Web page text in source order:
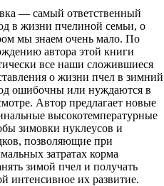
— самый ответственный
в жизни пчелиной семьи, о
мы знаем очень мало. По
автора этой книги
все наши сложившиеся
о жизни пчел в зимний
ошибочны или нуждаются в
Автор предлагает новые
высокотемпературные
зимовки нуклеусов и
позволяющие при
затратах корма
зимой пчел и получать
интенсивное их развитие.